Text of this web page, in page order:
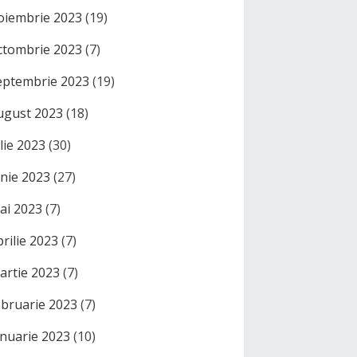
2023 (19)
2023 (7)
2023 (19)
2023 (18)
2023 (30)
2023 (27)
2023 (7)
2023 (7)
2023 (7)
2023 (7)
2023 (10)